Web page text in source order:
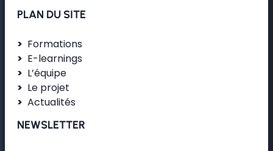
PLAN DU SITE
Formations
E-learnings
L’équipe
Le projet
Actualités
NEWSLETTER